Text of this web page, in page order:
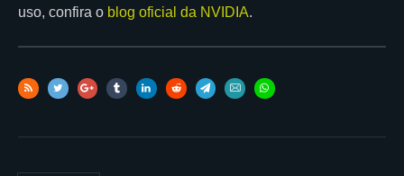
uso, confira o blog oficial da NVIDIA.